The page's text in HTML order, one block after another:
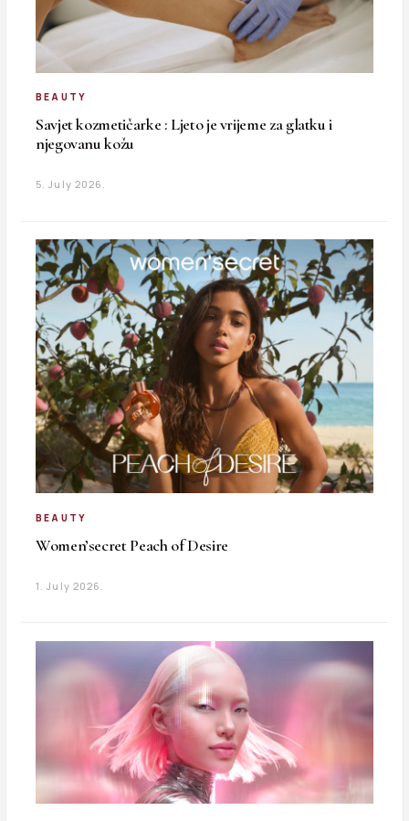
BEAUTY
Savjet kozmetičarke : Ljeto je vrijeme za glatku i
njegovanu kožu
5. July 2026.
BEAUTY
Women’secret Peach of Desire
1. July 2026.